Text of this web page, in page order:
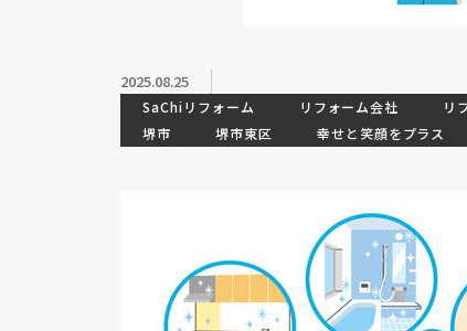
2025.08.25
SaChiリフォーム リフォーム会社 リ
堺市
堺市東区 幸せと笑顔をプラス